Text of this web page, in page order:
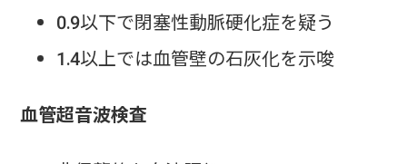
0.9以下で閉塞性動脈硬化症を疑う
1.4以上では血管壁の石灰化を示唆
血管超音波検査